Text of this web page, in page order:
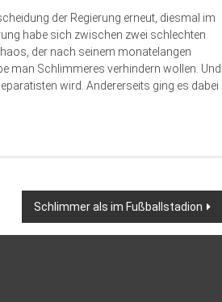
der Regierung erneut, diesmal im
habe sich zwischen zwei schlechten
der nach seinem monatelangen
man Schlimmeres verhindern wollen. Und
wird. Andererseits ging es dabei
Schlimmer als im Fußballstadion